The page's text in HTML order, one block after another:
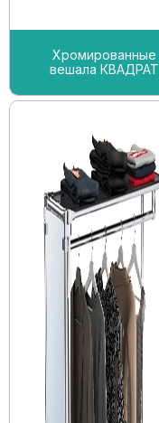
Хромированные
вешала КВАДРАТ